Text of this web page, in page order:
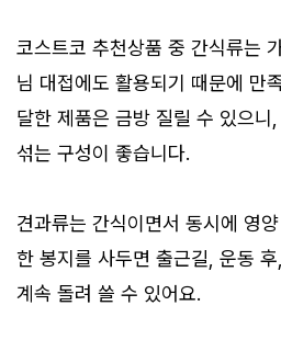
코스트코 추천상품 중 간식류는
님 대접에도 활용되기 때문에 만
달한 제품은 금방 질릴 수 있으니
섞는 구성이 좋습니다.
견과류는 간식이면서 동시에 영
한 봉지를 사두면 출근길, 운동
계속 돌려 쓸 수 있어요.